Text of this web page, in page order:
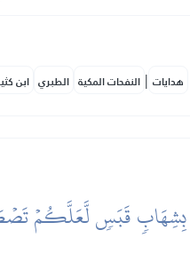
ابن الطبري النفحات المكية | هدايات
بِشِهَابٖ قَبَسٖ لَّعَلَّكُمۡ